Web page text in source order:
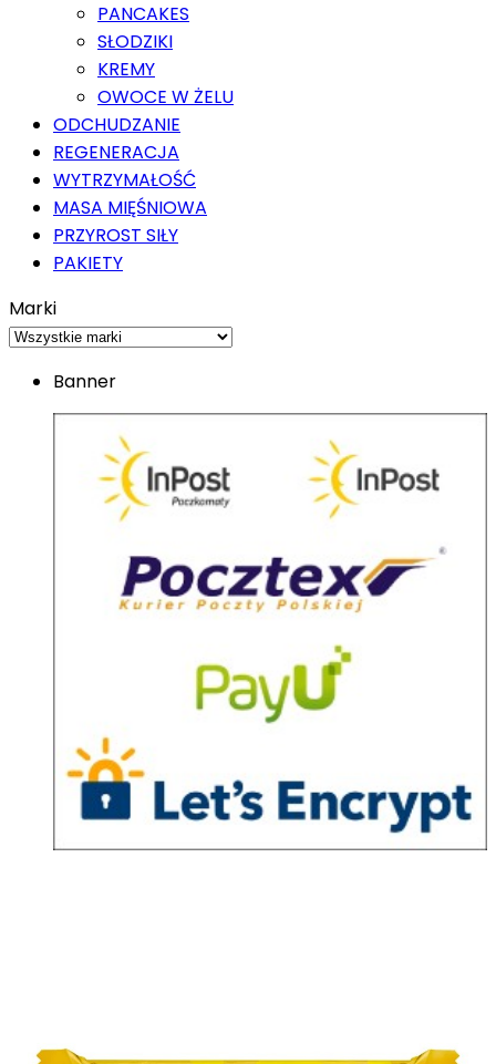
PANCAKES
SŁODZIKI
KREMY
OWOCE W ŻELU
ODCHUDZANIE
REGENERACJA
WYTRZYMAŁOŚĆ
MASA MIĘŚNIOWA
PRZYROST SIŁY
PAKIETY
Marki
Banner